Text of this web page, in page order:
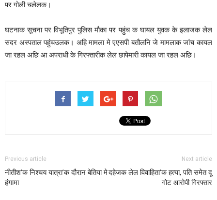
पर गोली चलेलक।
घटनाक सूचना पर विभूतिपुर पुलिस मौका पर पहुंच क घायल युवक के इलाजक लेल
सदर अस्पताल पहुंचउलक। अहि मामला मे एएसपी बतौलनि जे मामलाक जांच कायल
जा रहल अछि आ अपराधी के गिरफ्तारीक लेल छापेमारी कायल जा रहल अछि।
Previous article
नीतीश’क निश्चय यात्रा’क दौरान बेतिया मे
हंगामा
Next article
दहेजक लेल विवाहिता’क हत्या, पति समेत दू
गोट आरोपी गिरफ्तार